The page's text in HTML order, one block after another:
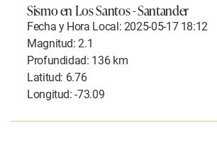
Sismo en Los Santos - Santander
Fecha y Hora Local: 2025-05-17 18:12
Magnitud: 2.1
Profundidad: 136 km
Latitud: 6.76
Longitud: -73.09